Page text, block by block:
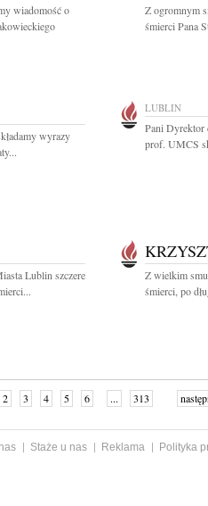
wiadomość o
Z ogromnym
śmierci Pana
wyrazy
LUBLIN
Pani
prof. UMCS
Lublin szczere
Z wielkim
śmierci, po
2 3 4 5 6 ... 313
Staże u nas Reklama
Polityka